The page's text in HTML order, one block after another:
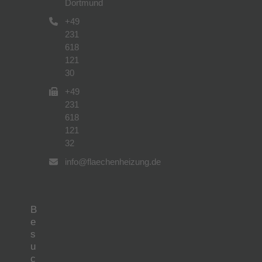
Dortmund
+49
231
618
121
30
+49
231
618
121
32
info@flaechenheizung.de
B
e
s
u
c